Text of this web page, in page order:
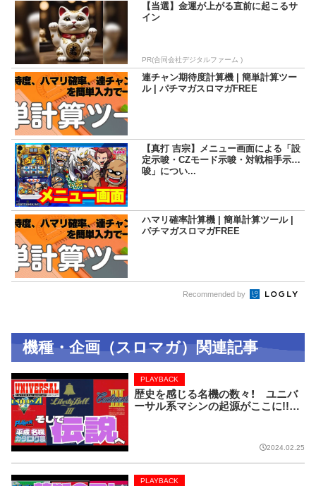
【当選】金運が上がる直前に起こるサ
イン
PR(合同会社デジタルファーム )
連チャン期待度計算機 | 簡単計算ツー
ル | パチマガスロマガFREE
【真打 吉宗】メニュー画面による「設
定示唆・CZモード示唆・対戦相手示
唆」につい...
ハマリ確率計算機 | 簡単計算ツール |
パチマガスロマガFREE
Recommended by
機種・企画（スロマガ）関連記事
歴史を感じる名機の数々！ ユニバ
ーサル系マシンの起源がここに!!【P
PLAYBACK
2024.02.25
PLAYBACK